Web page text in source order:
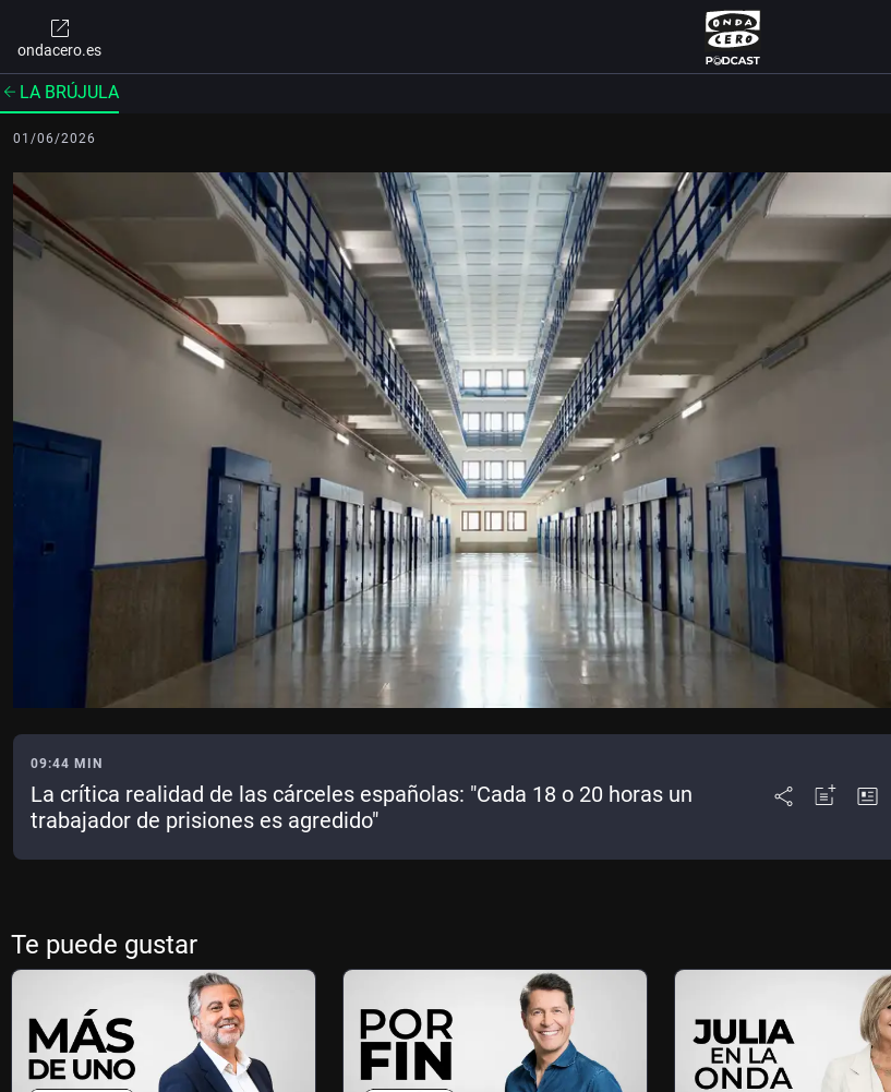
ondacero.es
LA BRÚJULA
01/06/2026
09:44 MIN
La crítica realidad de las cárceles españolas: "Cada 18 o 20 horas un
trabajador de prisiones es agredido"
Te puede gustar